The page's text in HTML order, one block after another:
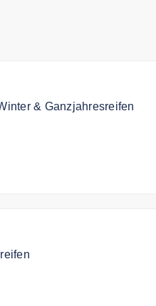
& Ganzjahresreifen